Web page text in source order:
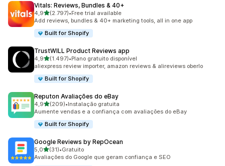
Vitals: Reviews, Bundles & 40+
4,9de 5 estrelas
(2.797)
2797 total de avaliações
•Free trial available
Add reviews, bundles & 40+ marketing tools, all in one app
Built for Shopify
TrustWILL Product Reviews app
4,9de 5 estrelas
(1.497)
1497 total de avaliações
•Plano gratuito disponível
aliexpress review importer, amazon reviews & alireviews oberlo
Built for Shopify
Reputon Avaliações do eBay
4,9de 5 estrelas
(209)
209 total de avaliações
•Instalação gratuita
Aumente vendas e a confiança com avaliações do eBay
Built for Shopify
Google Reviews by RepOcean
5,0de 5 estrelas
(31)
31 total de avaliações
•Gratuito
Avaliações do Google que geram confiança e SEO